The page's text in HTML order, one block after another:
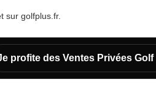
sur golfplus.fr.
profite des Ventes Privées Golf